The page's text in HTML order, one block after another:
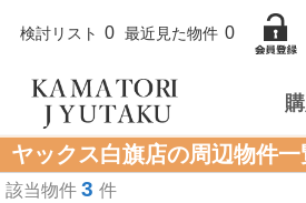
検討リスト 0 最近見た物件 0
ヤックス白旗店の周辺物件一
該当物件 3 件